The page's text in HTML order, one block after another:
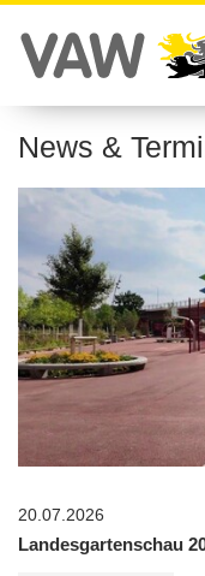
News &
20.07.2026
Landesgartenschau